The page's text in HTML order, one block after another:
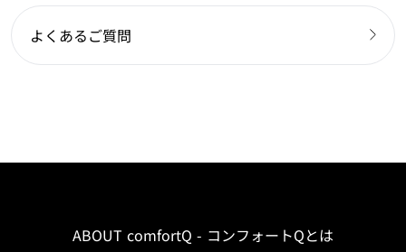
よくあるご質問
ABOUT comfortQ - コンフォートQとは